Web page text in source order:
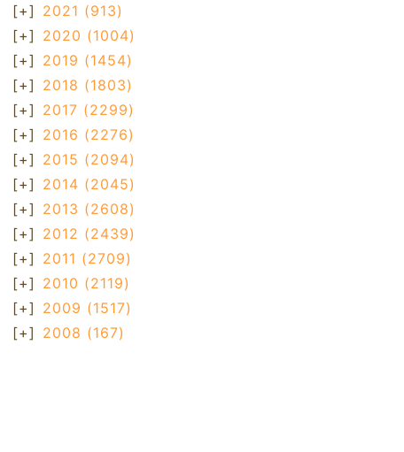
[+] 2021 (913)
[+] 2020 (1004)
[+] 2019 (1454)
[+] 2018 (1803)
[+] 2017 (2299)
[+] 2016 (2276)
[+] 2015 (2094)
[+] 2014 (2045)
[+] 2013 (2608)
[+] 2012 (2439)
[+] 2011 (2709)
[+] 2010 (2119)
[+] 2009 (1517)
[+] 2008 (167)